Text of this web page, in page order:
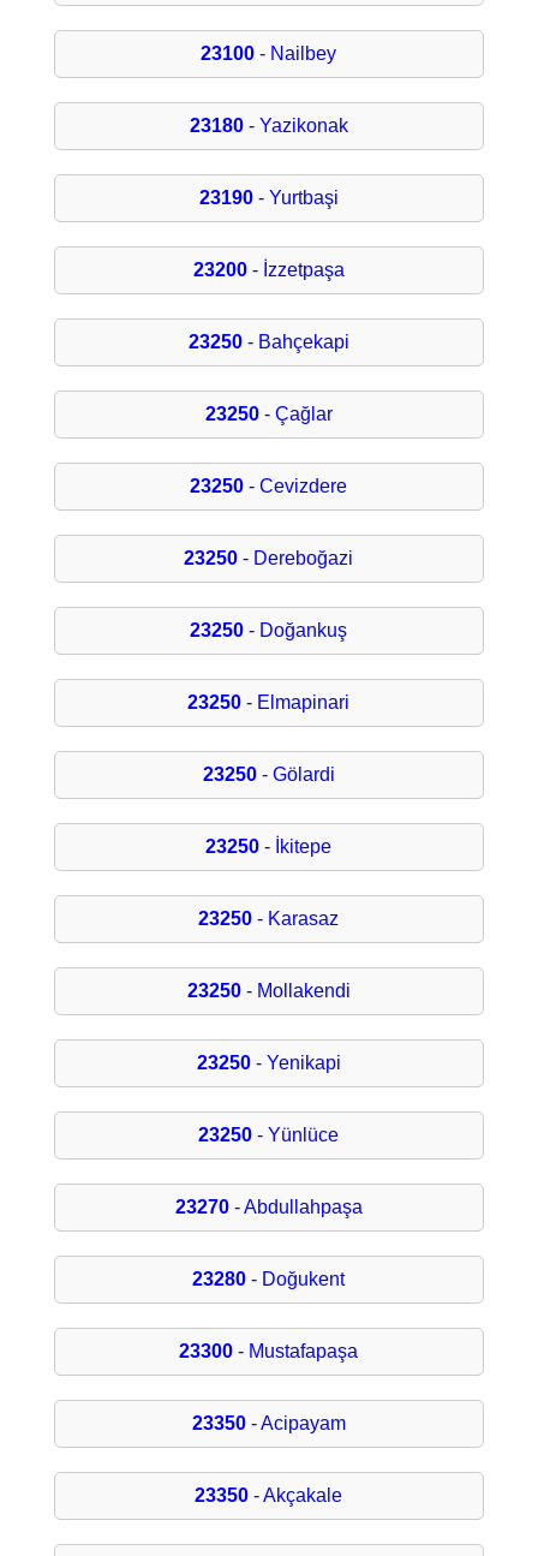
23100 - Nailbey
23180- Yazikonak
23190- Yurtbaşi
23200- İzzetpaşa
23250- Bahçekapi
23250- Çağlar
23250 - Cevizdere
23250 - Dereboğazi
23250 - Doğankuş
23250 - Elmapinari
23250- Gölardi
23250 - İkitepe
23250 - Karasaz
23250- Mollakendi
23250- Yenikapi
23250 - Yünlüce
23270- Abdullahpaşa
23280 - Doğukent
23300 - Mustafapaşa
23350- Acipayam
23350 - Akçakale